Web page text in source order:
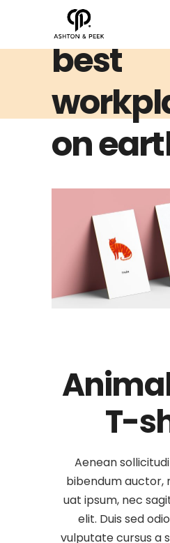
Create
best
on
T-
Aenean
bibendum auctor,
uat ipsum, nec
elit. Duis sed
vulputate cursus a